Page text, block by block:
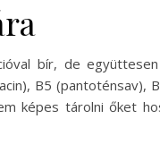
bír, de
B5 (pantoténsav),
képes tárolni őket